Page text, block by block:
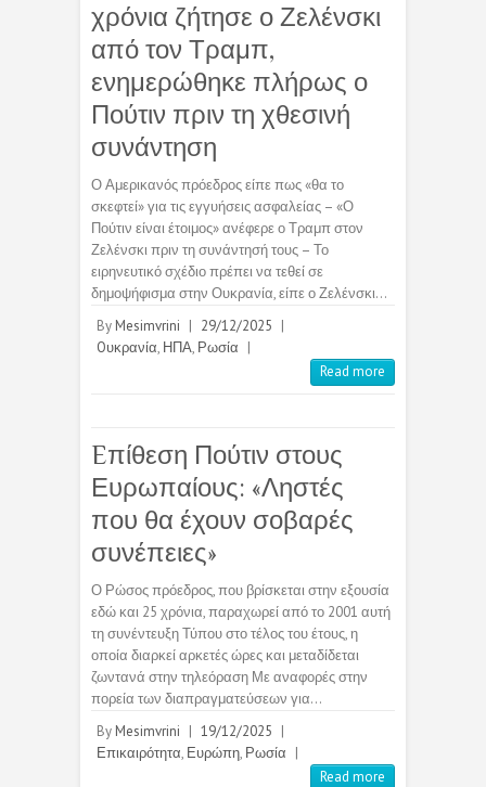
χρόνια ζήτησε ο Ζελένσκι
από τον Τραμπ,
ενημερώθηκε πλήρως ο
Πούτιν πριν τη χθεσινή
συνάντηση
Ο Αμερικανός πρόεδρος είπε πως «θα το
σκεφτεί» για τις εγγυήσεις ασφαλείας – «Ο
Πούτιν είναι έτοιμος» ανέφερε ο Τραμπ στον
Ζελένσκι πριν τη συνάντησή τους – Το
ειρηνευτικό σχέδιο πρέπει να τεθεί σε
δημοψήφισμα στην Ουκρανία, είπε ο Ζελένσκι…
By Mesimvrini | 29/12/2025 |
Oυκρανία, ΗΠΑ, Ρωσία |
Read more
Eπίθεση Πούτιν στους
Ευρωπαίους: «Ληστές
που θα έχουν σοβαρές
συνέπειες»
Ο Ρώσος πρόεδρος, που βρίσκεται στην εξουσία
εδώ και 25 χρόνια, παραχωρεί από το 2001 αυτή
τη συνέντευξη Τύπου στο τέλος του έτους, η
οποία διαρκεί αρκετές ώρες και μεταδίδεται
ζωντανά στην τηλεόραση Με αναφορές στην
πορεία των διαπραγματεύσεων για…
By Mesimvrini | 19/12/2025 |
Επικαιρότητα, Ευρώπη, Ρωσία |
Read more